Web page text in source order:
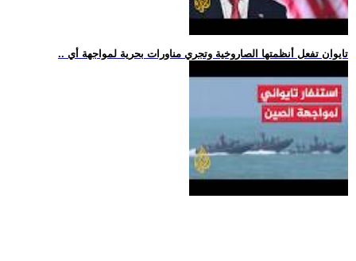
.. تايوان تفعل أنظمتها الصاروخية وتجري مناورات بحرية لمواجهة أي